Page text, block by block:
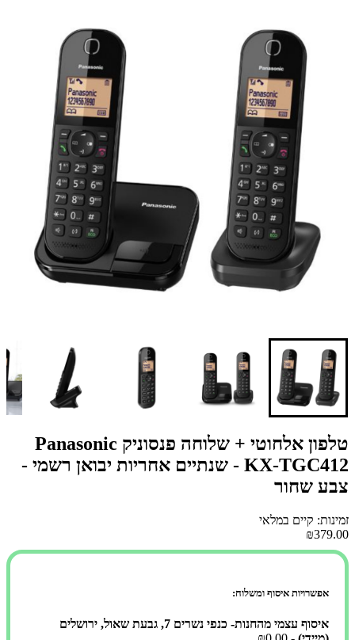
טלפון אלחוטי + שלוחה פנסוניק Panasonic
KX-TGC412 - שנתיים אחריות יבואן רשמי -
צבע שחור
זמינות: קיים במלאי
₪379.00
אפשרויות איסוף ומשלוח:
איסוף עצמי מהחנות- כנפי נשרים 7, גבעת שאול, ירושלים